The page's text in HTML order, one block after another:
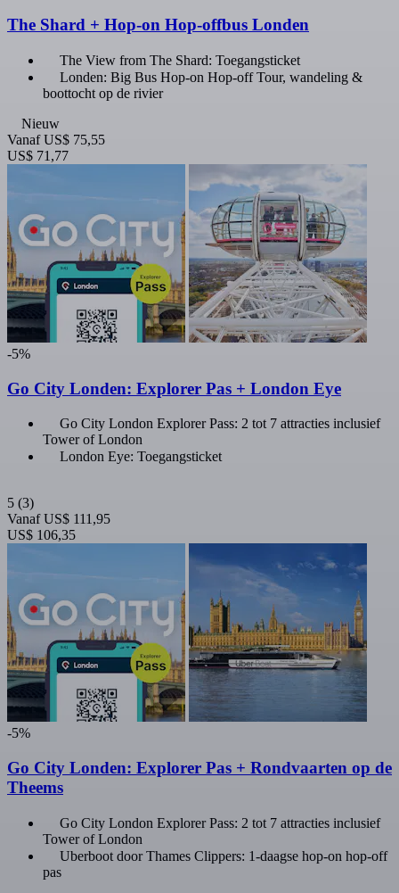
The Shard + Hop-on Hop-offbus Londen
The View from The Shard: Toegangsticket
Londen: Big Bus Hop-on Hop-off Tour, wandeling &
boottocht op de rivier
Nieuw
Vanaf US$ 75,55
US$ 71,77
-5%
Go City Londen: Explorer Pas + London Eye
Go City London Explorer Pass: 2 tot 7 attracties inclusief
Tower of London
London Eye: Toegangsticket
5 (3)
Vanaf US$ 111,95
US$ 106,35
-5%
Go City Londen: Explorer Pas + Rondvaarten op de
Theems
Go City London Explorer Pass: 2 tot 7 attracties inclusief
Tower of London
Uberboot door Thames Clippers: 1-daagse hop-on hop-off
pas